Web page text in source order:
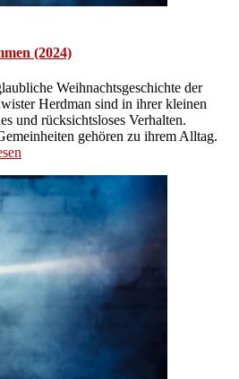
(2024)
Weihnachtsgeschichte der
Herdman sind in ihrer kleinen
und rücksichtsloses Verhalten.
gehören zu ihrem Alltag.